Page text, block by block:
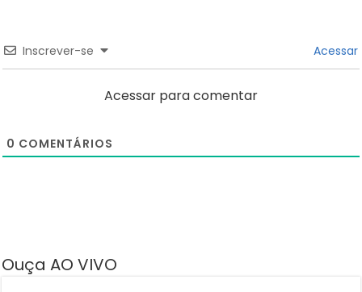
Inscrever-se Acessar
Acessar para comentar
0 COMENTÁRIOS
Ouça AO VIVO